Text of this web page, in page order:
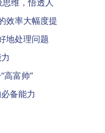
效率大幅度提
地处理问题
高富帅”
备能力